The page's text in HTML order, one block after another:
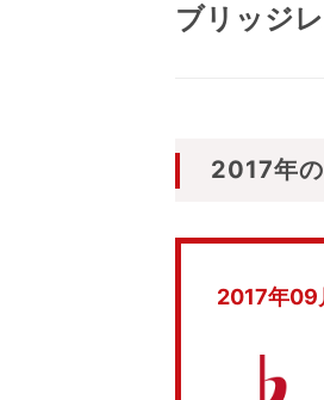
ブリッジ
2017年
2017年09